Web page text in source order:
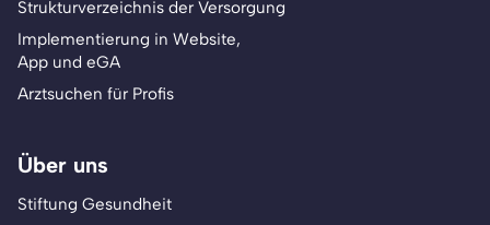
Strukturverzeichnis der Versorgung
Implementierung in Website,
App und eGA
Arztsuchen für Profis
Über uns
Stiftung Gesundheit